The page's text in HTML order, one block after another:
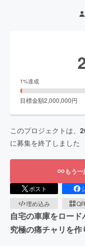
1%達成
目標金額2,000,000円
このプロジェクトは、
に募集を終了しました
もう
ポスト
埋め込み
自宅の車庫をロード
究極の痛チャリを作